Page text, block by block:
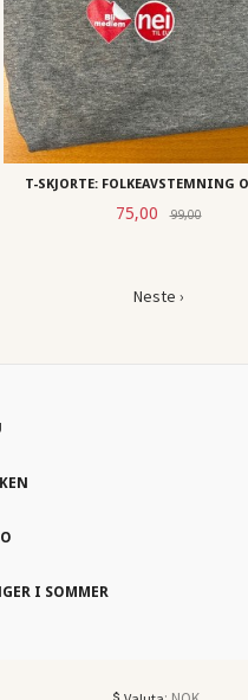
T-SKJORTE: FOLKEAVSTEMNING
Tilbud
75,00 99,00Rabatt
Neste ›
I SOMMER